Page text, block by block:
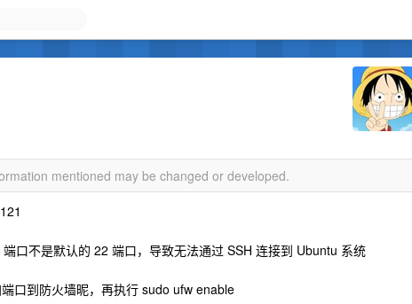
mentioned may be changed or developed.
口不是默认的 22 端口，导致无法通过 SSH 连接到 Ubuntu 系统
口到防火墙昵，再执行 sudo ufw enable